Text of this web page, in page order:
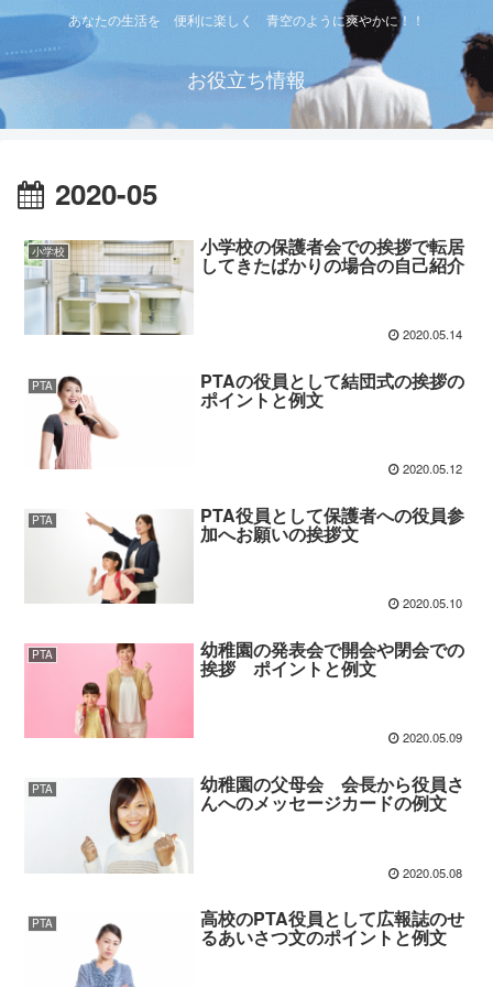
あなたの生活を 便利に楽しく 青空のように爽やかに！！
お役立ち情報
2020-05
小学校 小学校の保護者会での挨拶で転居
してきたばかりの場合の自己紹介
2020.05.14
PTA PTAの役員として結団式の挨拶の
ポイントと例文
2020.05.12
PTA PTA役員として保護者への役員参
加へお願いの挨拶文
2020.05.10
PTA 幼稚園の発表会で開会や閉会での
挨拶 ポイントと例文
2020.05.09
PTA 幼稚園の父母会 会長から役員さ
んへのメッセージカードの例文
2020.05.08
PTA 高校のPTA役員として広報誌のせ
るあいさつ文のポイントと例文